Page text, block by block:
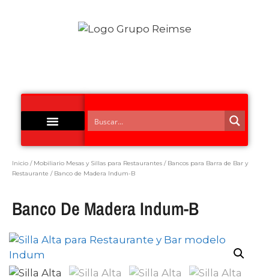
Inicio / Mobiliario Mesas y Sillas para Restaurantes / Bancos para Barra de Bar y
Restaurante / Banco de Madera Indum-B
Banco De Madera Indum-B